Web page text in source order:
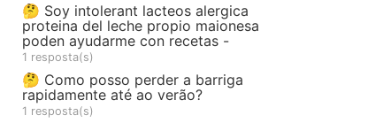
🤔 Soy intolerant lacteos alergica
proteina del leche propio maionesa
poden ayudarme con recetas -
1 resposta(s)
🤔 Como posso perder a barriga
rapidamente até ao verão?
1 resposta(s)